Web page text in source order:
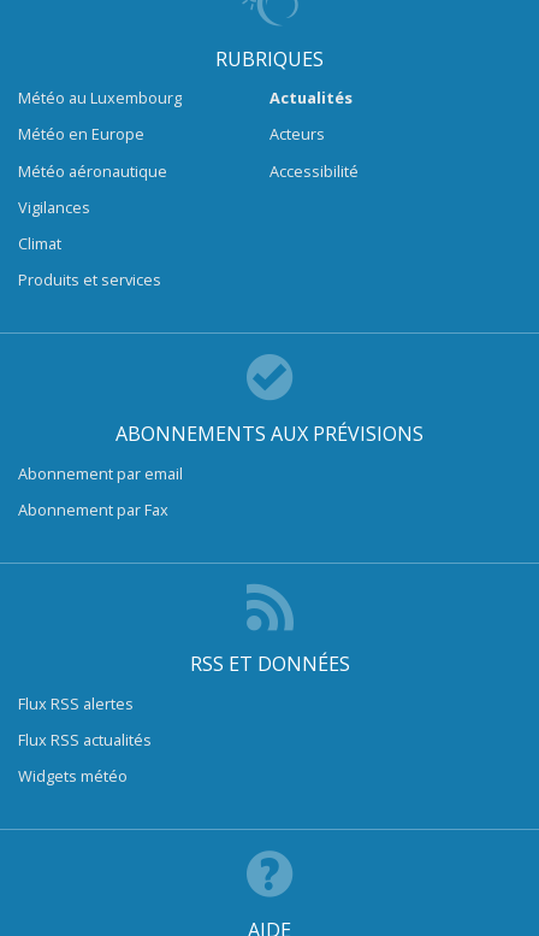
RUBRIQUES
Météo au Luxembourg
Météo en Europe
Météo aéronautique
Vigilances
Climat
Produits et services
Actualités
Acteurs
Accessibilité
ABONNEMENTS AUX PRÉVISIONS
Abonnement par email
Abonnement par Fax
RSS ET DONNÉES
Flux RSS alertes
Flux RSS actualités
Widgets météo
AIDE